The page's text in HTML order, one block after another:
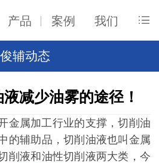
产品 案例 我们
俊辅动态
液减少油雾的途径！
金属加工行业的支撑，切削油
的辅助品，切削油液也叫金属
削液和油性切削液两大类，今